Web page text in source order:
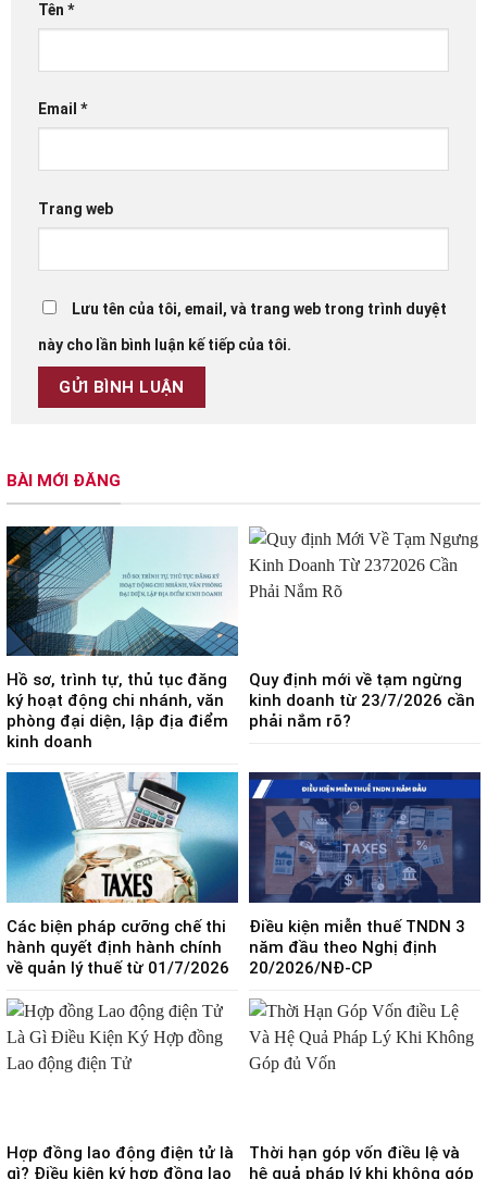
Tên *
Email *
Trang web
Lưu tên của tôi, email, và trang web trong trình duyệt
này cho lần bình luận kế tiếp của tôi.
BÀI MỚI ĐĂNG
Hồ sơ, trình tự, thủ tục đăng
ký hoạt động chi nhánh, văn
phòng đại diện, lập địa điểm
kinh doanh
Quy định mới về tạm ngừng
kinh doanh từ 23/7/2026 cần
phải nắm rõ?
Các biện pháp cưỡng chế thi
hành quyết định hành chính
về quản lý thuế từ 01/7/2026
Điều kiện miễn thuế TNDN 3
năm đầu theo Nghị định
20/2026/NĐ-CP
Hợp đồng lao động điện tử là
gì? Điều kiện ký hợp đồng lao
Thời hạn góp vốn điều lệ và
hệ quả pháp lý khi không góp